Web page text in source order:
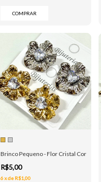
COMPRAR
Brinco Pequeno - Flor Cristal Coração
R$5,00
6xde R$1,00